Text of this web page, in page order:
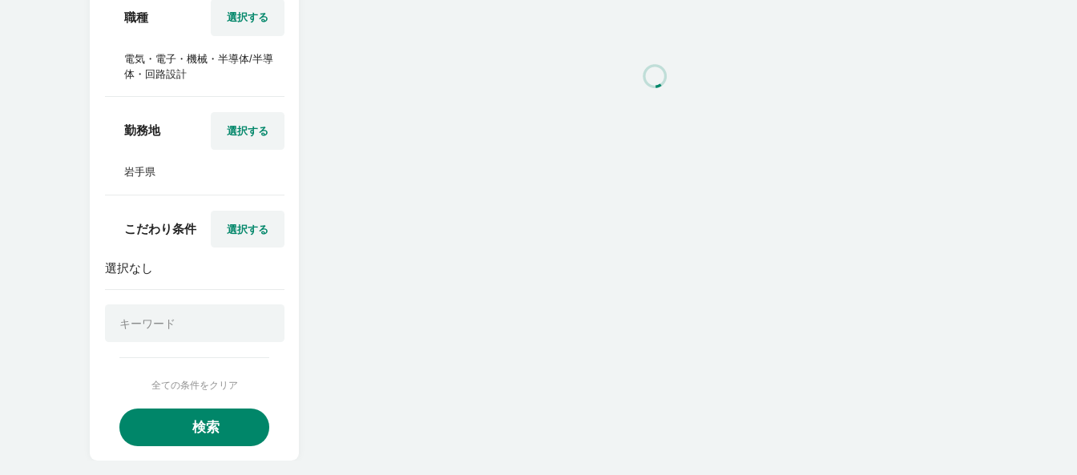
選択する
職種
電気・電子・機械・半導体/半導
体・回路設計
選択する
勤務地
岩手県
選択する
こだわり条件
選択なし
全ての条件をクリア
検索